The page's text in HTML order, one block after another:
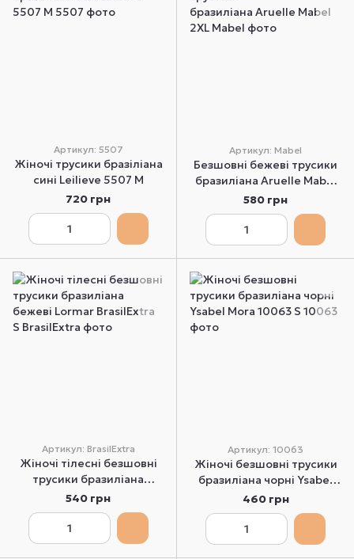
Артикул: 5507
Жіночі трусики бразіліана
сині Leilieve 5507 M
720 грн
Артикул: Mabel
Безшовні бежеві трусики
бразиліана Aruelle Mabel
2XL
580 грн
Артикул: BrasilExtra
Жіночі тілесні безшовні
трусики бразиліана
бежеві Lormar BrasilExtra
S
540 грн
Артикул: 10063
Жіночі безшовні трусики
бразиліана чорні Ysabel
Mora 10063 S
460 грн